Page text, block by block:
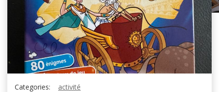
Categories:
activité